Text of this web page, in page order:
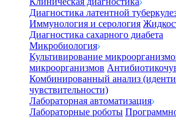
Диагностика латентной
Иммунология и серология
Диагностика сахарного диабета
Микробиология
Культивирование
микроорганизмов
Комбинированный анализ
чувствительности)
Лабораторная автоматизация
Лабораторные роботы